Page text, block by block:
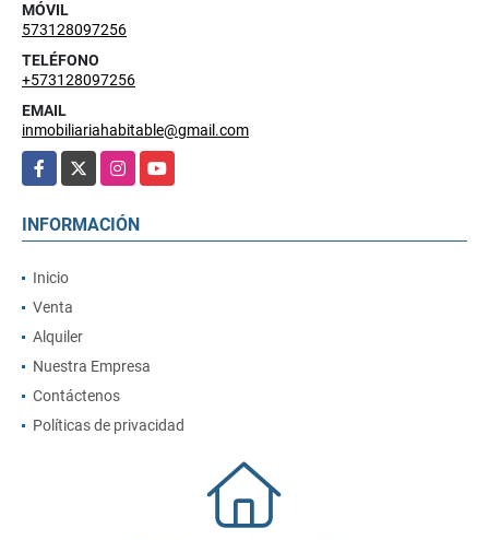
MÓVIL
573128097256
TELÉFONO
+573128097256
EMAIL
inmobiliariahabitable@gmail.com
Facebook
InstagramYouTube
INFORMACIÓN
Inicio
Venta
Alquiler
Nuestra Empresa
Contáctenos
Políticas de privacidad